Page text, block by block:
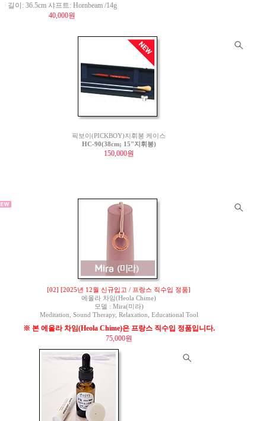
길이: 36.5cm 샤프트: Hornbeam /14g
40,000원
픽보이(PICKBOY)지휘봉 케이스
HC-90(38cm; 15"지휘봉)
150,000원
[02] [2025년 12월 신규입고 / 프랑스 직수입 정품]
에올라 차임(Heola Chime)
모델 : Mira(미라)
Meditation, Sound Therapy, Relaxation, Educational Tool
※ 본 에올라 차임(Heola Chime)은 프랑스 직수입 정품입니다.
75,000원